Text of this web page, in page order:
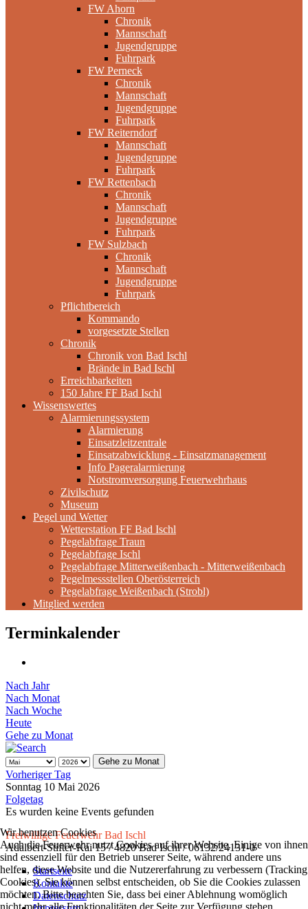
FW Ahorn
Chronik
Mannschaft
Jugendgruppe
Fuhrpark
FW Perneck
Chronik
Mannschaft
Jugendgruppe
Fuhrpark
FW Reiterndorf
Mannschaft
Jugendgruppe
Fuhrpark
FW Rettenbach
Chronik
Mannschaft
Jugendgruppe
Fuhrpark
FW Sulzbach
Chronik
Mannschaft
Jugendgruppe
Fuhrpark
Pflichtbereich
Kommando
vorgesetzte Stellen
Chronik
Chronik von Bad Ischl
Brände in Bad Ischl
Erreichbarkeiten
150 Jahre FF Bad Ischl
Wissenswertes
Alarmierungssystem
Alarmierung
Einsatzleitzentrale
Einsatzabwicklung - Einsatzmanagement
Info Pageralarmierung
Notstromversorgung Feuerwehrhaus
Zivilschutz
Museum
Pegel und Wetter
Wetterstation FF Bad Ischl
Pegelabfrage Traun
Pegelabfrage Ischl
Pegelabfrage Mitterweißenbach - Mitterweißenbach
Pegelmessstellen Oberösterreich
Pegelabfrage Weißenbach (Strobl)
Mitglied werden
Terminkalender
Nach Jahr
Nach Monat
Nach Woche
Heute
Gehe zu Monat
Gehe zu Monat
Vorheriger Tag
Sonntag 10 Mai 2026
Folgetag
Es wurden keine Events gefunden
Freiwillige Feuerwehr Bad Ischl
Adalbert-Stifter-Kai 15 / 4820 Bad Ischl / 06132/24131-0
Startseite
Kontakte
Datenschutz
Wir benutzen Cookies
Auch die Feuerwehr nutzt Cookies auf ihrer Website. Einige von ihnen
sind essenziell für den Betrieb unserer Seite, während andere uns
helfen, diese Website und die Nutzererfahrung zu verbessern (Tracking
Cookies). Sie können selbst entscheiden, ob Sie die Cookies zulassen
möchten. Bitte beachten Sie, dass bei einer Ablehnung womöglich
nicht mehr alle Funktionalitäten der Seite zur Verfügung stehen.